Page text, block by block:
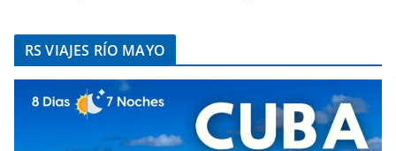
RS VIAJES RÍO MAYO